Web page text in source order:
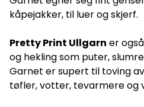
kåpejakker, til luer og skjerf.
Pretty Print Ullgarn er
og hekling som puter,
Garnet er supert til toving
tøfler, votter, tevarmere og